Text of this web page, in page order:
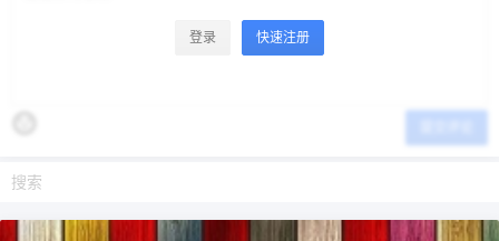
登录 快速注册